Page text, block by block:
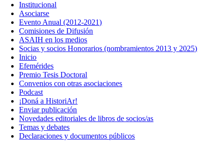
Institucional
Asociarse
Evento Anual (2012-2021)
Comisiones de Difusión
ASAIH en los medios
Socias y socios Honorarios (nombramientos 2013 y 2025)
Inicio
Efemérides
Premio Tesis Doctoral
Convenios con otras asociaciones
Podcast
¡Doná a HistoriAr!
Enviar publicación
Novedades editoriales de libros de socios/as
Temas y debates
Declaraciones y documentos públicos